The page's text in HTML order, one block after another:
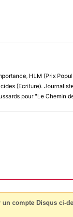
HLM (Prix
(Ecriture).
pour "Le Chemin
compte Disqus ci-